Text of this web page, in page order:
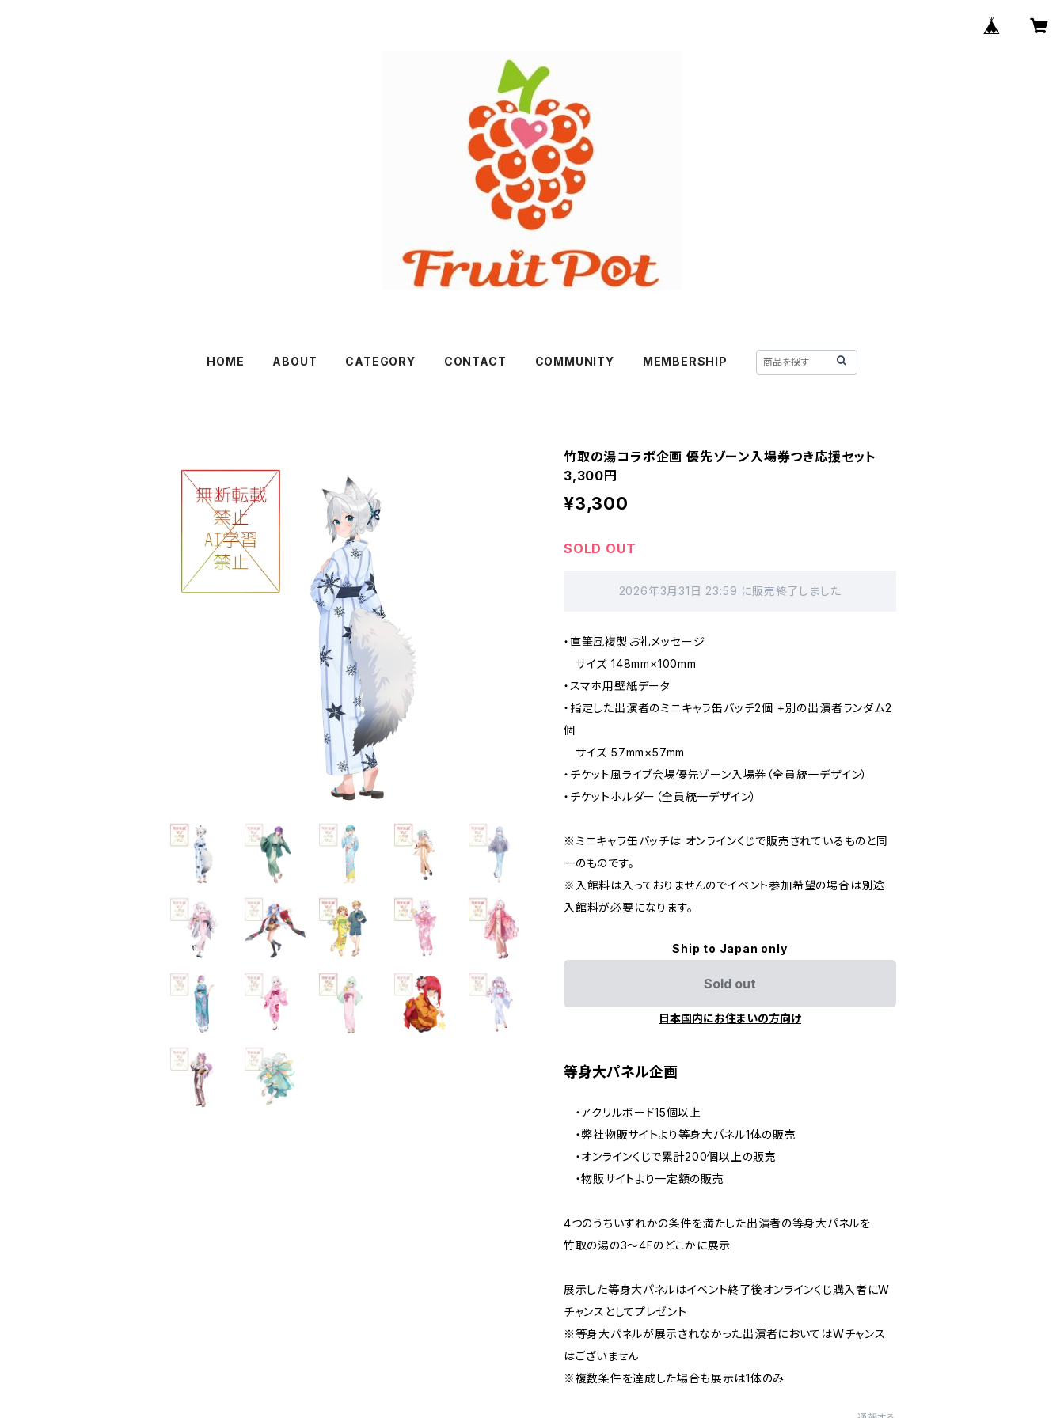
HOME ABOUT CATEGORY CONTACT COMMUNITY MEMBERSHIP
竹取の湯コラボ企画 優先ゾーン入場券つき応援セット
3,300円
¥3,300
SOLD OUT
2026年3月31日 23:59 に販売終了しました
・直筆風複製お礼メッセージ
サイズ 148mm×100mm
・スマホ用壁紙データ
・指定した出演者のミニキャラ缶バッチ2個 +別の出演者ランダム2
個
サイズ 57mm×57mm
・チケット風ライブ会場優先ゾーン入場券（全員統一デザイン）
・チケットホルダー（全員統一デザイン）
※ミニキャラ缶バッチは オンラインくじで販売されているものと同
一のものです。
※入館料は入っておりませんのでイベント参加希望の場合は別途
入館料が必要になります。
Ship to Japan only
Sold out
日本国内にお住まいの方向け
等身大パネル企画
・アクリルボード15個以上
・弊社物販サイトより等身大パネル1体の販売
・オンラインくじで累計200個以上の販売
・物販サイトより一定額の販売
4つのうちいずれかの条件を満たした出演者の等身大パネルを
竹取の湯の3～4Fのどこかに展示
展示した等身大パネルはイベント終了後オンラインくじ購入者にW
チャンスとしてプレゼント
※等身大パネルが展示されなかった出演者においてはWチャンス
はございません
※複数条件を達成した場合も展示は1体のみ